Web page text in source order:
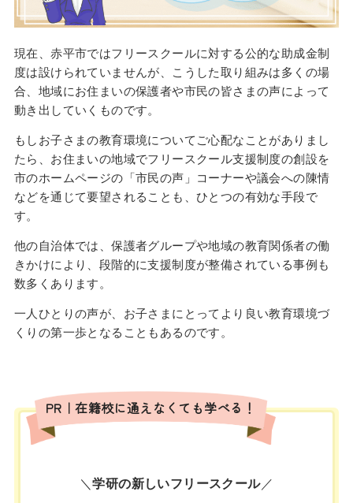
現在、赤平市ではフリースクールに対する公的な助成金制
度は設けられていませんが、こうした取り組みは多くの場
合、地域にお住まいの保護者や市民の皆さまの声によって
動き出していくものです。
もしお子さまの教育環境についてご心配なことがありまし
たら、お住まいの地域でフリースクール支援制度の創設を
市のホームページの「市民の声」コーナーや議会への陳情
などを通じて要望されることも、ひとつの有効な手段で
す。
他の自治体では、保護者グループや地域の教育関係者の働
きかけにより、段階的に支援制度が整備されている事例も
数多くあります。
一人ひとりの声が、お子さまにとってより良い教育環境づ
くりの第一歩となることもあるのです。
PR｜在籍校に通えなくても学べる！
＼学研の新しいフリースクール／